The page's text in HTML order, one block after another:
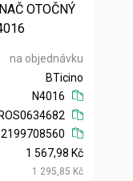
OTOČNÝ
na objednávku
BTicino
N4016
1 567,98 Kč
1 295,85 Kč